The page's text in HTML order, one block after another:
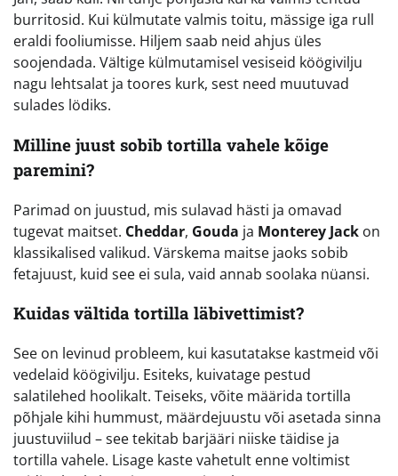
burritosid. Kui külmutate valmis toitu, mässige iga rull
eraldi fooliumisse. Hiljem saab neid ahjus üles
soojendada. Vältige külmutamisel vesiseid köögivilju
nagu lehtsalat ja toores kurk, sest need muutuvad
sulades lödiks.
Milline juust sobib tortilla vahele kõige
paremini?
Parimad on juustud, mis sulavad hästi ja omavad
tugevat maitset. Cheddar, Gouda ja Monterey Jack on
klassikalised valikud. Värskema maitse jaoks sobib
fetajuust, kuid see ei sula, vaid annab soolaka nüansi.
Kuidas vältida tortilla läbivettimist?
See on levinud probleem, kui kasutatakse kastmeid või
vedelaid köögivilju. Esiteks, kuivatage pestud
salatilehed hoolikalt. Teiseks, võite määrida tortilla
põhjale kihi hummust, määrdejuustu või asetada sinna
juustuviilud – see tekitab barjääri niiske täidise ja
tortilla vahele. Lisage kaste vahetult enne voltimist